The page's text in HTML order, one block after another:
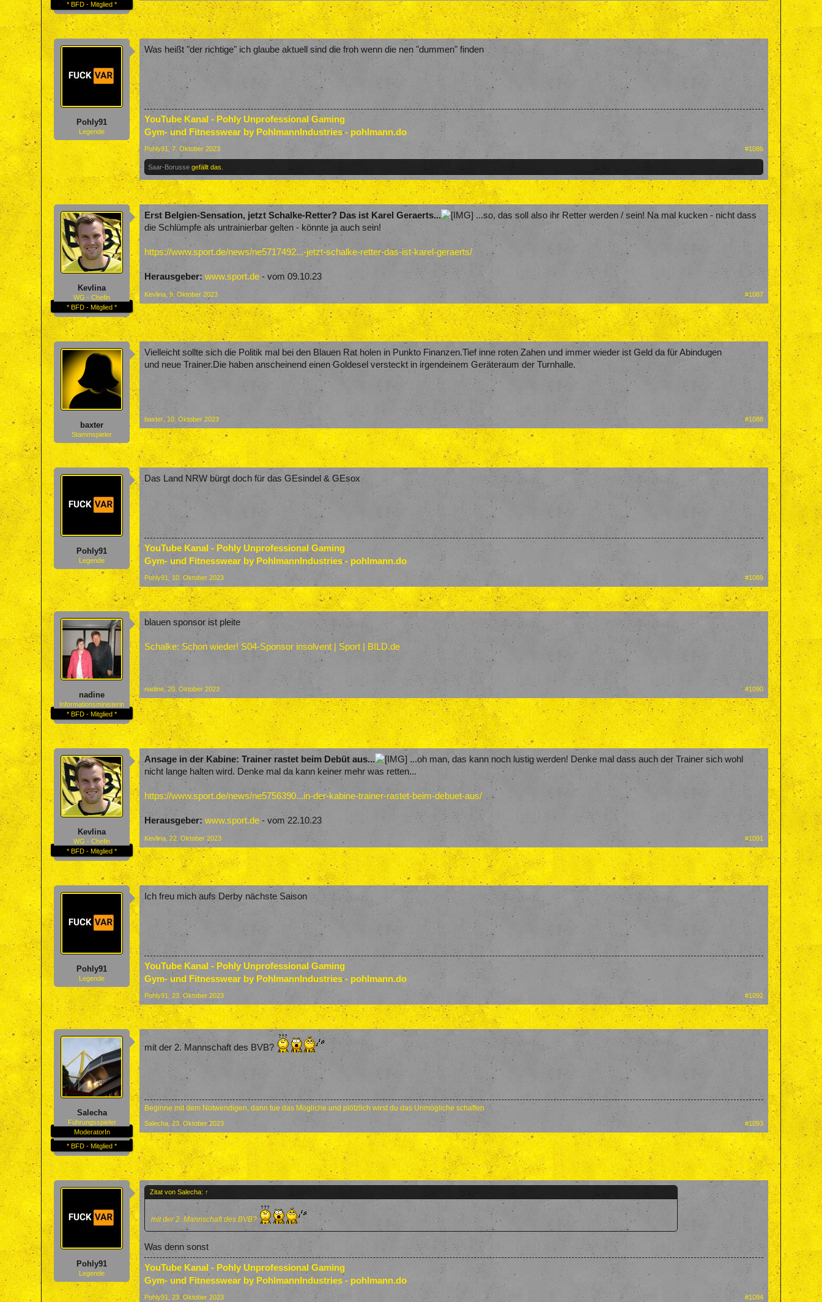
* BFD - Mitglied *
Pohly91
Legende
Was heißt "der richtige" ich glaube aktuell sind die froh wenn die nen "dummen" finden
YouTube Kanal - Pohly Unprofessional Gaming
Gym- und Fitnesswear by PohlmannIndustries - pohlmann.do
Pohly91 , 7. Oktober 2023 #1086
Saar-Borusse gefällt das.
Kevlina
WG - Chefin
* BFD - Mitglied *
Erst Belgien-Sensation, jetzt Schalke-Retter? Das ist Karel Geraerts...
...so, das soll also ihr Retter werden / sein! Na mal kucken - nicht dass
die Schlümpfe als untrainierbar gelten - könnte ja auch sein!
https://www.sport.de/news/ne5717492...-jetzt-schalke-retter-das-ist-karel-geraerts/
Herausgeber: www.sport.de - vom 09.10.23
Kevlina 9. Oktober 2023 #1087
baxter
Stammspieler
Vielleicht sollte sich die Politik mal bei den Blauen Rat holen in Punkto Finanzen.Tief inne roten Zahen und immer wieder ist Geld da für Abindugen
und neue Trainer.Die haben anscheinend einen Goldesel versteckt in irgendeinem Geräteraum der Turnhalle.
baxter 10. Oktober 2023 #1088
Pohly91
Legende
Das Land NRW bürgt doch für das GEsindel & GEsox
YouTube Kanal - Pohly Unprofessional Gaming
Gym- und Fitnesswear by PohlmannIndustries - pohlmann.do
Pohly91 , 10. Oktober 2023 #1089
nadine
Informationsministerin
* BFD - Mitglied *
blauen sponsor ist pleite
Schalke: Schon wieder! S04-Sponsor insolvent | Sport | BILD.de
nadine , 20. Oktober 2023 #1090
Kevlina
WG - Chefin
* BFD - Mitglied *
Ansage in der Kabine: Trainer rastet beim Debüt aus...
...oh man, das kann noch lustig werden! Denke mal dass auch der Trainer sich wohl
nicht lange halten wird. Denke mal da kann keiner mehr was retten...
https://www.sport.de/news/ne5756390...in-der-kabine-trainer-rastet-beim-debuet-aus/
Herausgeber: www.sport.de - vom 22.10.23
Kevlina 22. Oktober 2023 #1091
Pohly91
Legende
Ich freu mich aufs Derby nächste Saison
YouTube Kanal - Pohly Unprofessional Gaming
Gym- und Fitnesswear by PohlmannIndustries - pohlmann.do
Pohly91 , 23. Oktober 2023 #1092
Salecha
Führungsspieler
ModeratorIn
* BFD - Mitglied *
mit der 2. Mannschaft des BVB?
Beginne mit dem Notwendigen, dann tue das Mögliche und plötzlich wirst du das Unmögliche schaffen
Salecha 23. Oktober 2023 #1093
Pohly91
Legende
Zitat von Salecha: ↑
mit der 2. Mannschaft des BVB?
Was denn sonst
YouTube Kanal - Pohly Unprofessional Gaming
Gym- und Fitnesswear by PohlmannIndustries - pohlmann.do
Pohly91 23. Oktober 2023 #1094